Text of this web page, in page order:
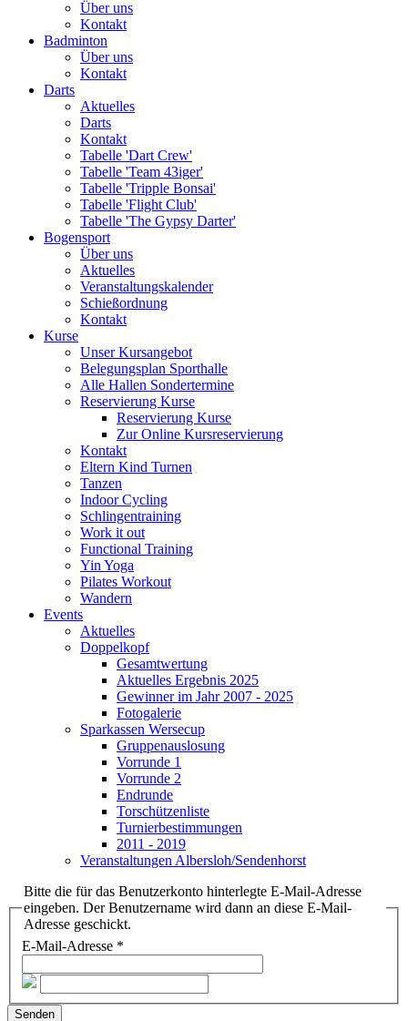
Über uns
Kontakt
Badminton
Über uns
Kontakt
Darts
Aktuelles
Darts
Kontakt
Tabelle 'Dart Crew'
Tabelle 'Team 43iger'
Tabelle 'Tripple Bonsai'
Tabelle 'Flight Club'
Tabelle 'The Gypsy Darter'
Bogensport
Über uns
Aktuelles
Veranstaltungskalender
Schießordnung
Kontakt
Kurse
Unser Kursangebot
Belegungsplan Sporthalle
Alle Hallen Sondertermine
Reservierung Kurse
Reservierung Kurse
Zur Online Kursreservierung
Kontakt
Eltern Kind Turnen
Tanzen
Indoor Cycling
Schlingentraining
Work it out
Functional Training
Yin Yoga
Pilates Workout
Wandern
Events
Aktuelles
Doppelkopf
Gesamtwertung
Aktuelles Ergebnis 2025
Gewinner im Jahr 2007 - 2025
Fotogalerie
Sparkassen Wersecup
Gruppenauslosung
Vorrunde 1
Vorrunde 2
Endrunde
Torschützenliste
Turnierbestimmungen
2011 - 2019
Veranstaltungen Albersloh/Sendenhorst
Bitte die für das Benutzerkonto hinterlegte E-Mail-Adresse
eingeben. Der Benutzername wird dann an diese E-Mail-
Adresse geschickt.
E-Mail-Adresse *
Senden